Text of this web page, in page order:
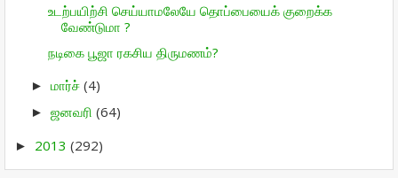
உடற்பயிற்சி செய்யாமலேயே தொப்பையைக் குறைக்க
வேண்டுமா ?
நடிகை பூஜா ரகசிய திருமணம்?
► மார்ச் (4)
► ஜனவரி (64)
► 2013 (292)